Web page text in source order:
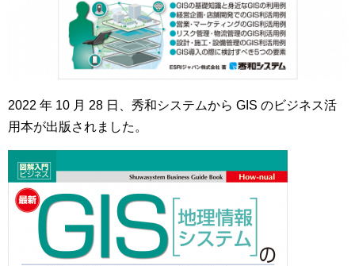
2022 年 10 月 28 日、秀和システムから GIS のビジネス活
用本が出版されました。